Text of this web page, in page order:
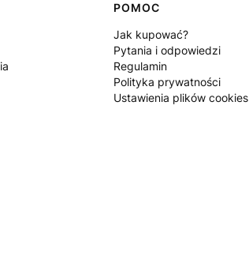
POMOC
Jak kupować?
Pytania i odpowiedzi
Regulamin
Polityka prywatności
Ustawienia plików cookies